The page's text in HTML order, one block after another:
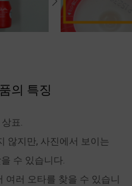
의 특징
상표.
않지만, 사진에서 보이는
수 있습니다.
여러 오타를 찾을 수 있습니